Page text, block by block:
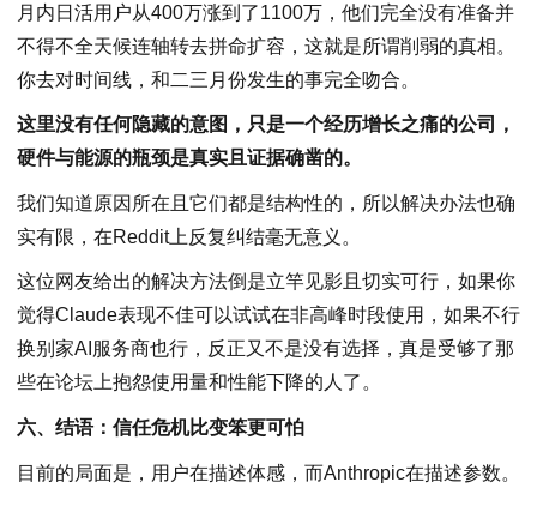
月内日活用户从400万涨到了1100万，他们完全没有准备并
不得不全天候连轴转去拼命扩容，这就是所谓削弱的真相。
你去对时间线，和二三月份发生的事完全吻合。
这里没有任何隐藏的意图，只是一个经历增长之痛的公司，
硬件与能源的瓶颈是真实且证据确凿的。
我们知道原因所在且它们都是结构性的，所以解决办法也确
实有限，在Reddit上反复纠结毫无意义。
这位网友给出的解决方法倒是立竿见影且切实可行，如果你
觉得Claude表现不佳可以试试在非高峰时段使用，如果不行
换别家AI服务商也行，反正又不是没有选择，真是受够了那
些在论坛上抱怨使用量和性能下降的人了。
六、结语：信任危机比变笨更可怕
目前的局面是，用户在描述体感，而Anthropic在描述参数。